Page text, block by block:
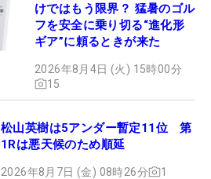
けではもう限界？ 猛暑のゴル
フを安全に乗り切る“進化形
ギア”に頼るときが来た
2026年8月4日 (火) 15時00分
15
松山英樹は5アンダー暫定11位 第
1Rは悪天候のため順延
2026年8月7日 (金) 08時26分 1